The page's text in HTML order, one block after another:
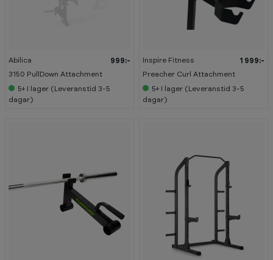
Abilica
3150 PullDown Attachment
999:-
5+
I lager (Leveranstid 3-5
dagar)
Inspire Fitness
Preacher Curl Attachment
1 999:-
5+
I lager (Leveranstid 3-5
dagar)